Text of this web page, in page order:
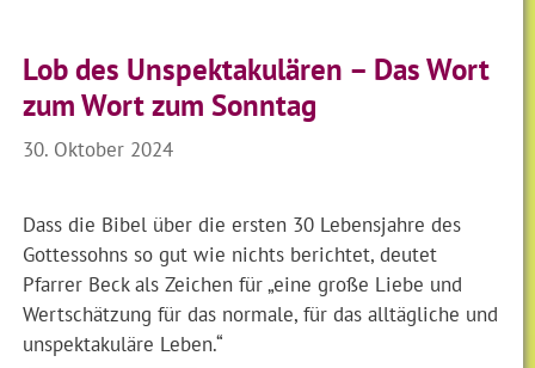
Lob des Unspektakulären – Das Wort
zum Wort zum Sonntag
30. Oktober 2024
Dass die Bibel über die ersten 30 Lebensjahre des
Gottessohns so gut wie nichts berichtet, deutet
Pfarrer Beck als Zeichen für „eine große Liebe und
Wertschätzung für das normale, für das alltägliche und
unspektakuläre Leben.“